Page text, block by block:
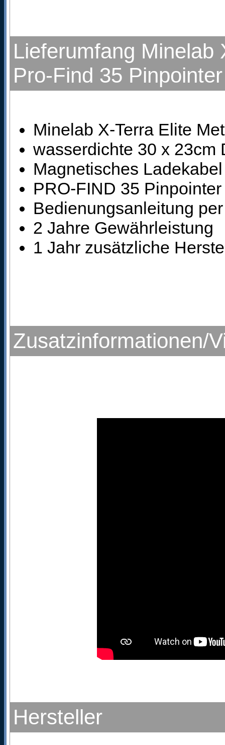
Lieferumfang Minelab
Pro-Find 35 Pinpointer
Minelab X-Terra Elite
wasserdichte 30 x 23cm
Magnetisches Ladekabel
PRO-FIND 35
Bedienungsanleitung
2 Jahre Gewährleistung
1 Jahr zusätzliche
Zusatzinformationen/
Hersteller